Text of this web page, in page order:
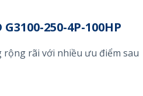
250-4P-100HP
rãi với nhiều ưu điểm sau